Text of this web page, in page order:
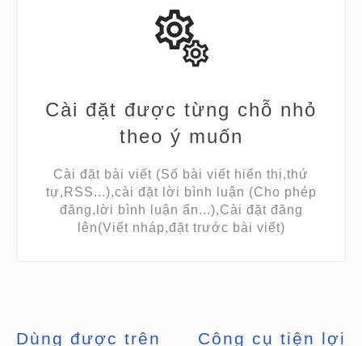
Cài đặt được từng chỗ nhỏ
theo ý muốn
Cài đặt bài viết (Số bài viết hiển thị,thứ
tự,RSS...),cài đặt lời bình luận (Cho phép
đăng,lời bình luận ẩn...),Cài đặt đăng
lên(Viết nháp,đặt trước bài viết)
Dùng được trên Công cụ tiện lợi